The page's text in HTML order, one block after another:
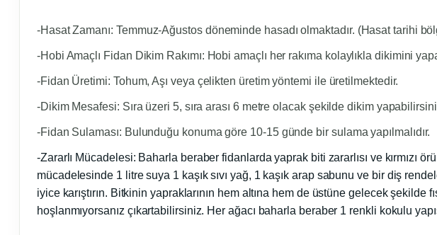
-Hasat Zamanı: Temmuz-Ağustos döneminde hasadı olmaktadır. (Hasat tarihi
-Hobi Amaçlı Fidan Dikim Rakımı: Hobi amaçlı her rakıma kolaylıkla dikimini
-Fidan Üretimi: Tohum, Aşı veya çelikten üretim yöntemi ile üretilmektedir.
-Dikim Mesafesi: Sıra üzeri 5, sıra arası 6 metre olacak şekilde dikim
-Fidan Sulaması: Bulunduğu konuma göre 10-15 günde bir sulama yapılmalıdır.
-Zararlı Mücadelesi: Baharla beraber fidanlarda yaprak biti zararlısı ve kırmızı
mücadelesinde 1 litre suya 1 kaşık sıvı yağ, 1 kaşık arap sabunu ve bir diş
iyice karıştırın. Bitkinin yapraklarının hem altına hem de üstüne gelecek şekilde
hoşlanmıyorsanız çıkartabilirsiniz. Her ağacı baharla beraber 1 renkli kokulu